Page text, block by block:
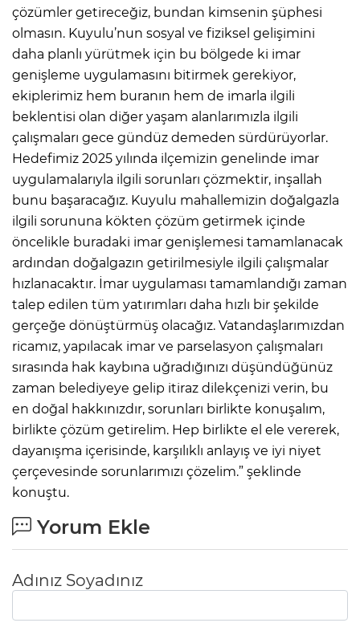
çözümler getireceğiz, bundan kimsenin şüphesi
olmasın. Kuyulu’nun sosyal ve fiziksel gelişimini
daha planlı yürütmek için bu bölgede ki imar
genişleme uygulamasını bitirmek gerekiyor,
ekiplerimiz hem buranın hem de imarla ilgili
beklentisi olan diğer yaşam alanlarımızla ilgili
çalışmaları gece gündüz demeden sürdürüyorlar.
Hedefimiz 2025 yılında ilçemizin genelinde imar
uygulamalarıyla ilgili sorunları çözmektir, inşallah
bunu başaracağız. Kuyulu mahallemizin doğalgazla
ilgili sorununa kökten çözüm getirmek içinde
öncelikle buradaki imar genişlemesi tamamlanacak
ardından doğalgazın getirilmesiyle ilgili çalışmalar
hızlanacaktır. İmar uygulaması tamamlandığı zaman
talep edilen tüm yatırımları daha hızlı bir şekilde
gerçeğe dönüştürmüş olacağız. Vatandaşlarımızdan
ricamız, yapılacak imar ve parselasyon çalışmaları
sırasında hak kaybına uğradığınızı düşündüğünüz
zaman belediyeye gelip itiraz dilekçenizi verin, bu
en doğal hakkınızdır, sorunları birlikte konuşalım,
birlikte çözüm getirelim. Hep birlikte el ele vererek,
dayanışma içerisinde, karşılıklı anlayış ve iyi niyet
çerçevesinde sorunlarımızı çözelim.” şeklinde
konuştu.
Yorum Ekle
Adınız Soyadınız